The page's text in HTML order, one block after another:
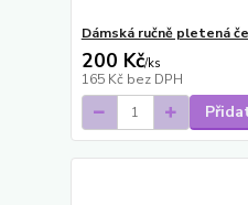
Dámská ručně pletená
200 Kč/ks
165 Kč bez DPH